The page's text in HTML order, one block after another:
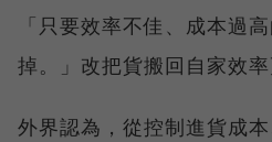
「只要效率不佳、成本過
掉。」改把貨搬回自家效率
外界認為，從控制進貨成